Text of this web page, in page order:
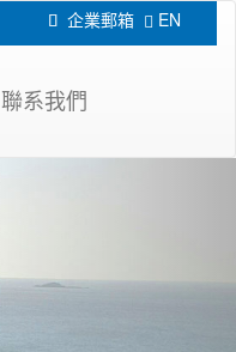
 企業郵箱 EN
聯系我們